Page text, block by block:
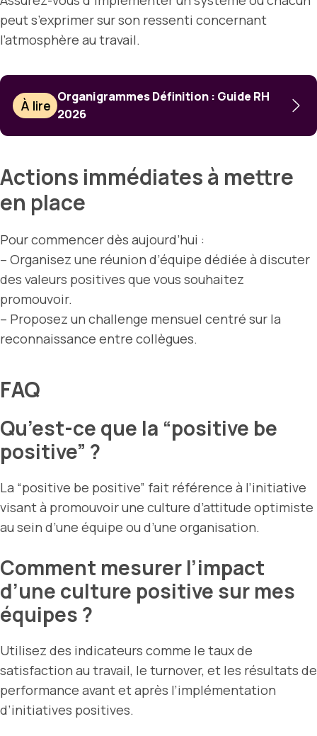
peut s’exprimer sur son ressenti concernant
l’atmosphère au travail.
À lire
Organigrammes Définition : Guide RH
2026
Actions immédiates à mettre
en place
Pour commencer dès aujourd’hui :
– Organisez une réunion d’équipe dédiée à discuter
des valeurs positives que vous souhaitez
promouvoir.
– Proposez un challenge mensuel centré sur la
reconnaissance entre collègues.
FAQ
Qu’est-ce que la “positive be
positive” ?
La “positive be positive” fait référence à l’initiative
visant à promouvoir une culture d’attitude optimiste
au sein d’une équipe ou d’une organisation.
Comment mesurer l’impact
d’une culture positive sur mes
équipes ?
Utilisez des indicateurs comme le taux de
satisfaction au travail, le turnover, et les résultats de
performance avant et après l’implémentation
d’initiatives positives.